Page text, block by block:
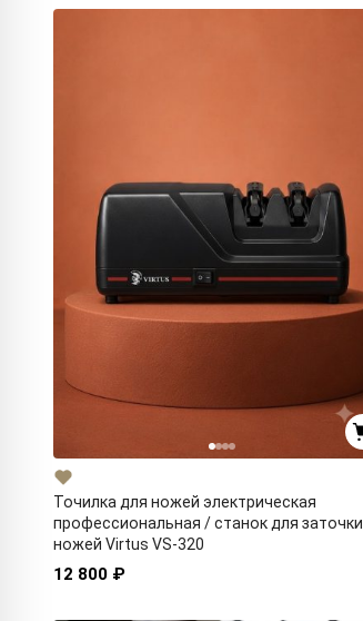
Точилка для ножей электрическая
профессиональная / станок для заточки
ножей Virtus VS-320
12 800 ₽